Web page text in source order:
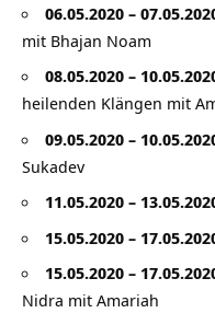
06.05.2020 –
mit Bhajan Noam
08.05.2020 –
heilenden Klängen mit
09.05.2020 –
Sukadev
11.05.2020 –
15.05.2020 –
15.05.2020 –
Nidra mit Amariah